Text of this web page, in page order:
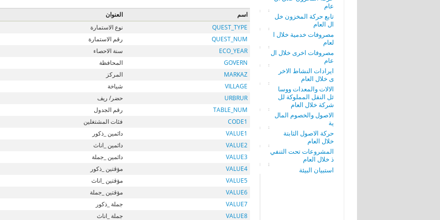
عام
تابع حركة المخزون خل
ال العام
مصروفات خدمية خلال ا
لعام
مصروفات اخرى خلال ال
عام
ايرادات النشاط الاخر
ى خلال العام
الالات والمعدات ووسا
ئل النقل المملوكة لل
شركة خلال العام
الاصول والخصوم المال
ية
حركة الاصول الثابتة
خلال العام
المشروعات تحت التنفي
ذ خلال العام
استبيان البيئة
اسم العنوان
QUEST_TYPE
نوع الاستمارة
QUEST_NUM
رقم الاستمارة
ECO_YEAR
سنة الاحصاء
GOVERN
المحافظة
MARKAZ
المركز
VILLAGE
شياخة
URBRUR
حضر/ ريف
TABLE_NUM
رقم الجدول
CODE1
فئات المشتغلين
VALUE1
دائمين _ذكور
VALUE2
دائمين _اناث
VALUE3
دائمين _جملة
VALUE4
مؤقتين _ذكور
VALUE5
مؤقتين _اناث
VALUE6
مؤقتين _جملة
VALUE7
جملة _ذكور
VALUE8
جملة _اناث